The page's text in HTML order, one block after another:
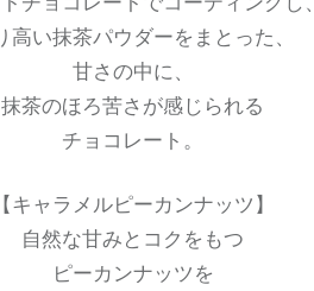
高い抹茶パウダーをまとった、
甘さの中に、
抹茶のほろ苦さが感じられる
チョコレート。
キャラメルピーカンナッツ】
自然な甘みとコクをもつ
ピーカンナッツを